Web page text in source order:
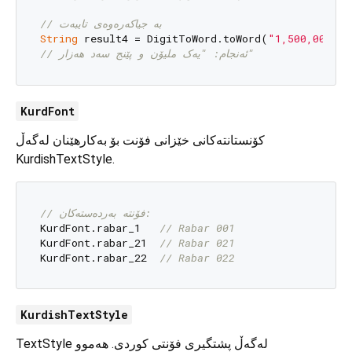
// بە جیاکەرەوەی تایبەت
String result4 = DigitToWord.toWord( "1,500,000"
// ئەنجام: "یەک ملیۆن و پێنج سەد هەزار"
KurdFont
کۆنستانتەکانی خێزانی فۆنت بۆ بەکارهێنان لەگەڵ
KurdishTextStyle.
// فۆنتە بەردەستەکان:
KurdFont.rabar_1
// Rabar 001
KurdFont.rabar_21
// Rabar 021
KurdFont.rabar_22
// Rabar 022
KurdishTextStyle
TextStyle لەگەڵ پشتگیری فۆنتی کوردی. هەموو